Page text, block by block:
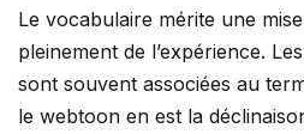
Le vocabulaire mérite une
pleinement de l’expérience.
sont souvent associées au
le webtoon en est la